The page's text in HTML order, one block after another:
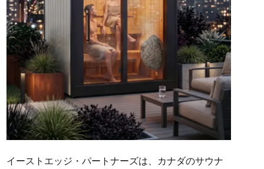
イーストエッジ・パートナーズは、カナダのサウナ